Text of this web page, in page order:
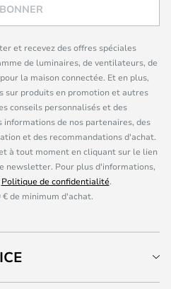
et recevez des offres spéciales
de luminaires, de ventilateurs, de
la maison connectée. Et en plus,
sur produits en promotion et autres
conseils personnalisés et des
informations de nos partenaires, des
et des recommandations d'achat.
à tout moment en cliquant sur le lien
newsletter. Pour plus d'informations,
Politique de confidentialité.
de minimum d'achat.